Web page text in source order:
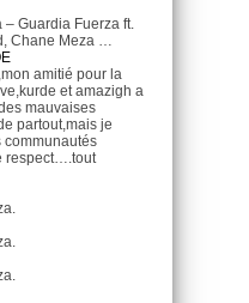
Guardia Fuerza ft.
Chane Meza …
amitié pour la
et amazigh a
mauvaises
partout,mais je
communautés
respect….tout